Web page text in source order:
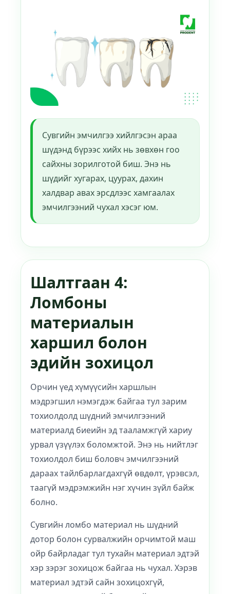
Сувгийн эмчилгээ хийлгэсэн араа
шүдэнд бүрээс хийх нь зөвхөн гоо
сайхны зорилготой биш. Энэ нь
шүдийг хугарах, цуурах, дахин
халдвар авах эрсдлээс хамгаалах
эмчилгээний чухал хэсэг юм.
Шалтгаан 4:
Ломбоны
материалын
харшил болон
эдийн зохицол
Орчин үед хүмүүсийн харшлын
мэдрэгшил нэмэгдэж байгаа тул зарим
тохиолдолд шүдний эмчилгээний
материалд биеийн эд тааламжгүй хариу
урвал үзүүлэх боломжтой. Энэ нь нийтлэг
тохиолдол биш боловч эмчилгээний
дараах тайлбарлагдахгүй өвдөлт, үрэвсэл,
таагүй мэдрэмжийн нэг хүчин зүйл байж
болно.
Сувгийн ломбо материал нь шүдний
дотор болон сурвалжийн орчимтой маш
ойр байрладаг тул тухайн материал эдтэй
хэр зэрэг зохицож байгаа нь чухал. Хэрэв
материал эдтэй сайн зохицохгүй,